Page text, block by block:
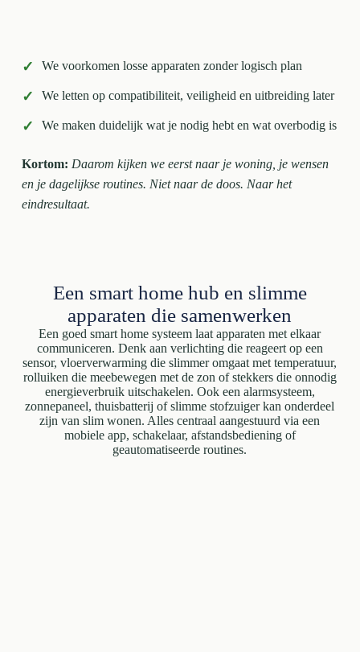
✓ We voorkomen losse apparaten zonder logisch plan
✓ We letten op compatibiliteit, veiligheid en uitbreiding later
✓ We maken duidelijk wat je nodig hebt en wat overbodig is
Kortom: Daarom kijken we eerst naar je woning, je wensen
en je dagelijkse routines. Niet naar de doos. Naar het
eindresultaat.
Een smart home hub en slimme
apparaten die samenwerken
Een goed smart home systeem laat apparaten met elkaar
communiceren. Denk aan verlichting die reageert op een
sensor, vloerverwarming die slimmer omgaat met temperatuur,
rolluiken die meebewegen met de zon of stekkers die onnodig
energieverbruik uitschakelen. Ook een alarmsysteem,
zonnepaneel, thuisbatterij of slimme stofzuiger kan onderdeel
zijn van slim wonen. Alles centraal aangestuurd via een
mobiele app, schakelaar, afstandsbediening of
geautomatiseerde routines.